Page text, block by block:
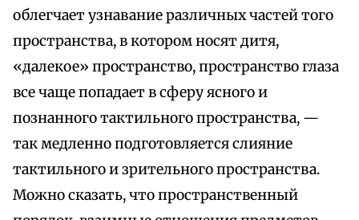
облегчает узнавание различных частей того
пространства, в котором носят дитя,
«далекое» пространство, пространство глаза
все чаще попадает в сферу ясного и
познанного тактильного пространства, —
так медленно подготовляется слияние
тактильного и зрительного пространства.
Можно сказать, что пространственный